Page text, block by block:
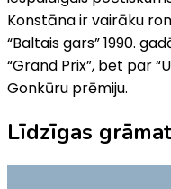
Konstāna ir vairāku
“Baltais gars” 1990.
“Grand Prix”, bet par
Gonkūru prēmiju.
Līdzīgas